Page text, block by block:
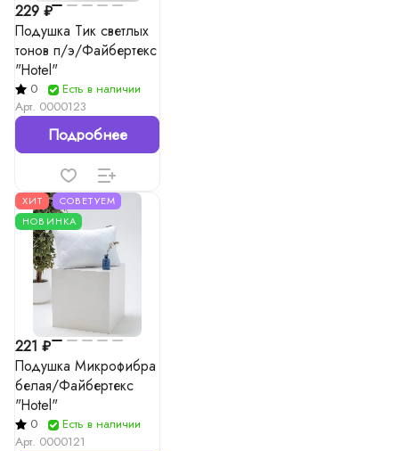
229 ₽
Подушка Тик светлых
тонов п/э/Файбертекс
"Hotel"
0
Есть в наличии
Арт. 0000123
Подробнее
ХИТ
СОВЕТУЕМ
НОВИНКА
221 ₽
Подушка Микрофибра
белая/Файбертекс
"Hotel"
0
Есть в наличии
Арт. 0000121